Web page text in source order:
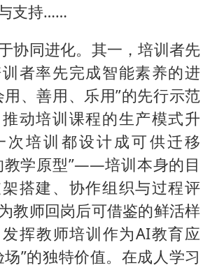
支持……
协同进化。其一，培训者先
者率先完成智能素养的进
用、善用、乐用”的先行示范
动培训课程的生产模式升
次培训都设计成可供迁移
教学原型”——培训本身的目
搭建、协作组织与过程评
教师回岗后可借鉴的鲜活样
挥教师培训作为AI教育应
场”的独特价值。在成人学习